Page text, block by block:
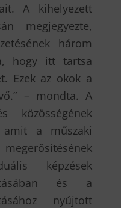
A kihelyezett
megjegyezte,
három
hogy itt tartsa
Ezek az okok a
– mondta. A
közösségének
a műszaki
képzések
és a
nyújtott